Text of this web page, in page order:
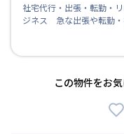
社宅代行・出張・転勤・
ジネス 急な出張や転勤・
この物件をお